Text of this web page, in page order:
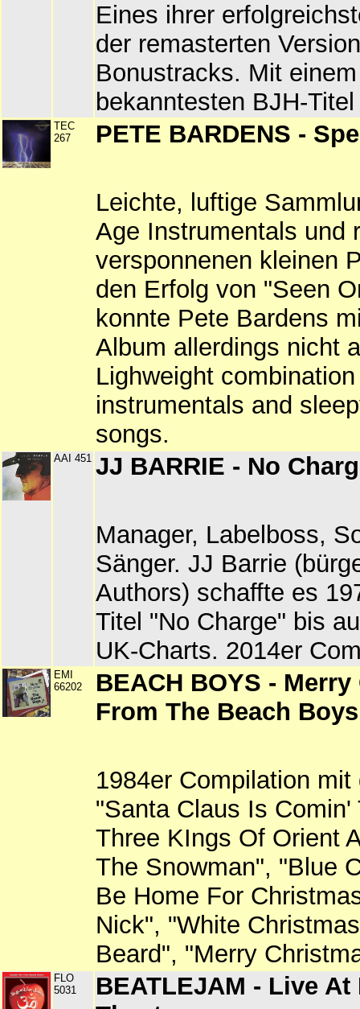
Eines ihrer
der remasterten
Bonustracks. Mit
bekanntesten BJH-
TEC
267
PETE BARDENS -
Leichte, luftige
Age Instrumentals und
versponnenen kleinen
den Erfolg von "Seen
konnte Pete Bardens
Album allerdings nicht
Lighweight
instrumentals and
songs.
AAI 451 JJ BARRIE - No
Manager, Labelboss,
Sänger. JJ Barrie
Authors) schaffte es
Titel "No Charge" bis
UK-Charts. 2014er
EMI
66202
BEACH BOYS -
From The Beach Boys
1984er Compilation
"Santa Claus Is Comin'
Three KIngs Of Orient
The Snowman", "Blue
Be Home For
Nick", "White
Beard", "Merry
FLO
5031
BEATLEJAM - Live